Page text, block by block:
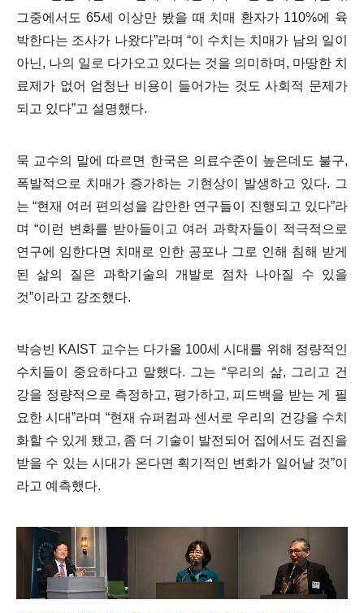
그중에서도 65세 이상만 봤을 때 치매 환자가 110%에 육
박한다는 조사가 나왔다”라며 “이 수치는 치매가 남의 일이
아닌, 나의 일로 다가오고 있다는 것을 의미하며 , 마땅한 치
료제가 없어 엄청난 비용이 들어가는 것도 사회적 문제가
되고 있다”고 설명했다.
묵 교수의 말에 따르면 한국은 의료수준이 높은데도 불구,
폭발적으로 치매가 증가하는 기현상이 발생하고 있다. 그
는“현재 여러 편의성을 감안한 연구들이 진행되고 있다”라
며 “이런 변화를 받아들이고 여러 과학자들이 적극적으로
연구에 임한다면 치매로 인한 공포나 그로 인해 침해 받게
된 삶의 질은 과학기술의 개발로 점차 나아질 수 있을
것”이라고 강조했다.
박승빈 KAIST 교수는 다가올 100세 시대를 위해 정량적인
수치들이 중요하다고 말했다. 그는 “우리의 삶, 그리고 건
강을 정량적으로 측정하고, 평가하고, 피드백을 받는 게 필
요한 시대”라며 “현재 슈퍼컴과 센서로 우리의 건강을 수치
화할 수 있게 됐고, 좀 더 기술이 발전되어 집에서도 검진을
받을 수 있는 시대가 온다면 획기적인 변화가 일어날 것”이
라고 예측했다.